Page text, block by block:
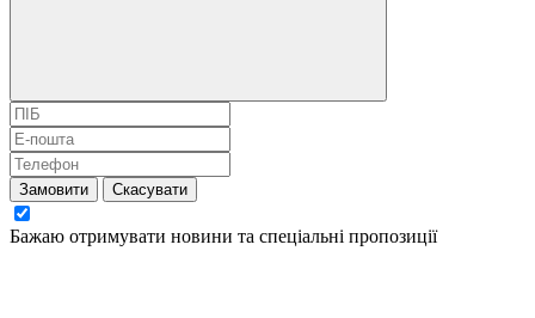
Замовити Скасувати
Бажаю отримувати новини та спеціальні пропозиції